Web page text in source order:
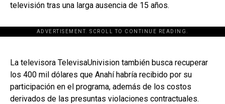
televisión tras una larga ausencia de 15 años.
ADVERTISEMENT. SCROLL TO CONTINUE READING.
[adsforwp id="243463"]
La televisora TelevisaUnivision también busca recuperar
los 400 mil dólares que Anahí habría recibido por su
participación en el programa, además de los costos
derivados de las presuntas violaciones contractuales.